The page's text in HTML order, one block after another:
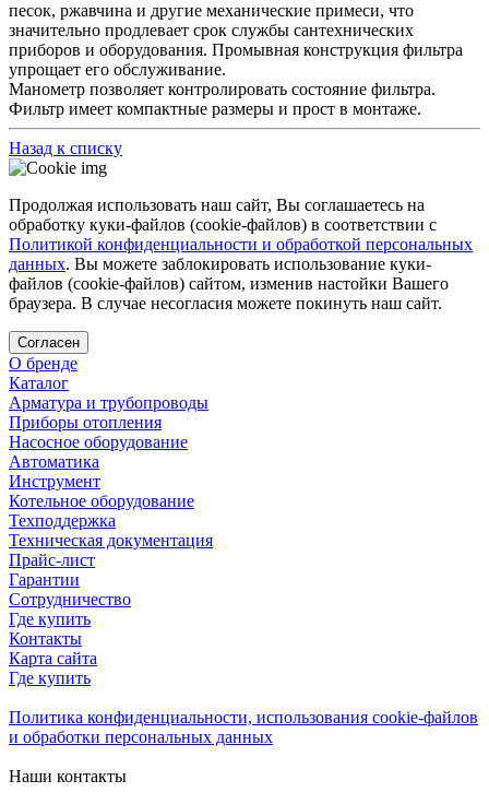
песок, ржавчина и другие механические примеси, что
значительно продлевает срок службы сантехнических
приборов и оборудования. Промывная конструкция фильтра
упрощает его обслуживание.
Манометр позволяет контролировать состояние фильтра.
Фильтр имеет компактные размеры и прост в монтаже.
Назад к списку
Продолжая использовать наш сайт, Вы соглашаетесь на
обработку куки-файлов (cookie-файлов) в соответствии с
Политикой конфиденциальности и обработкой персональных
данных. Вы можете заблокировать использование куки-
файлов (cookie-файлов) сайтом, изменив настойки Вашего
браузера. В случае несогласия можете покинуть наш сайт.
Согласен
О бренде
Каталог
Арматура и трубопроводы
Приборы отопления
Насосное оборудование
Автоматика
Инструмент
Котельное оборудование
Техподдержка
Техническая документация
Прайс-лист
Гарантии
Сотрудничество
Где купить
Контакты
Карта сайта
Где купить
Политика конфиденциальности, использования сookie-файлов
и обработки персональных данных
Наши контакты